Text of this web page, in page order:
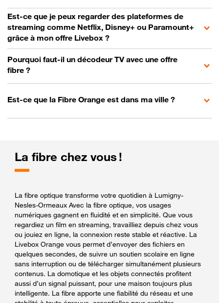
Est-ce que je peux regarder des plateformes de
streaming comme Netflix, Disney+ ou Paramount+
grâce à mon offre Livebox ?
Pourquoi faut-il un décodeur TV avec une offre
fibre ?
Est-ce que la Fibre Orange est dans ma ville ?
La fibre chez vous !
La fibre optique transforme votre quotidien à Lumigny-
Nesles-Ormeaux Avec la fibre optique, vos usages
numériques gagnent en fluidité et en simplicité. Que vous
regardiez un film en streaming, travailliez depuis chez vous
ou jouiez en ligne, la connexion reste stable et réactive. La
Livebox Orange vous permet d’envoyer des fichiers en
quelques secondes, de suivre un soutien scolaire en ligne
sans interruption ou de télécharger simultanément plusieurs
contenus. La domotique et les objets connectés profitent
aussi d’un signal puissant, pour une maison toujours plus
intelligente. La fibre apporte une fiabilité du réseau et une